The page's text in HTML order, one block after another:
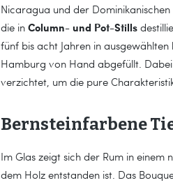
Nicaragua und der
die in Column- und Pot-Stills
fünf bis acht Jahren in ausgewählten
Hamburg von Hand abgefüllt.
verzichtet, um die pure
Bernsteinfarbene
Im Glas zeigt sich der Rum in
dem Holz entstanden ist. Das